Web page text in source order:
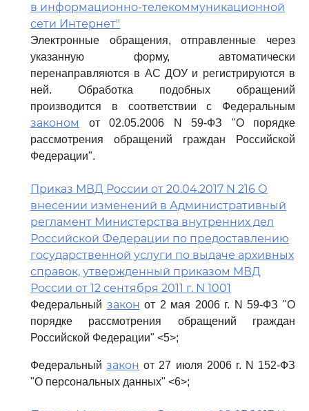
в информационно-телекоммуникационной
сети Интернет"
Электронные обращения, отправленные через
указанную форму, автоматически
перенаправляются в АС ДОУ и регистрируются в
ней. Обработка подобных обращений
производится в соответствии с Федеральным
законом
от 02.05.2006 N 59-ФЗ "О порядке
рассмотрения обращений граждан Российской
Федерации".
Приказ МВД России от 20.04.2017 N 216 О
внесении изменений в Административный
регламент Министерства внутренних дел
Российской Федерации по предоставлению
государственной услуги по выдаче архивных
справок, утвержденный приказом МВД
России от 12 сентября 2011 г. N 1001
Федеральный закон от 2 мая 2006 г. N 59-ФЗ "О
порядке рассмотрения обращений граждан
Российской Федерации" <5>;
Федеральныйзакон от 27 июля 2006 г. N 152-ФЗ
"О персональных данных" <6>;